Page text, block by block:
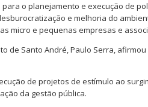
o planejamento e execução de
e melhoria do
micro e pequenas empresas e
de Santo André, Paulo Serra,
de projetos de estímulo ao
da gestão pública.